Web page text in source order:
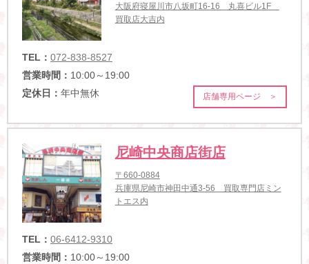
大阪府寝屋川市八坂町16-16 丸喜ビル1F
買取店大吉内
TEL： 072-838-8527
営業時間： 10:00～19:00
定休日： 年中無休 店舗専用ページ ＞
尼崎中央商店街店
〒660-0884
兵庫県尼崎市神田中通3-56 買取専門店ミン
トエス内
TEL： 06-6412-9310
営業時間： 10:00～19:00